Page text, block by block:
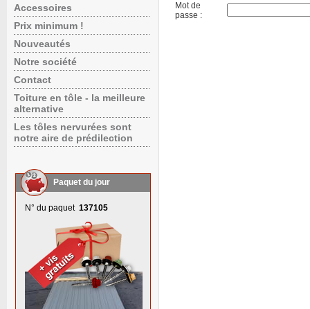
Accessoires
Prix minimum !
Nouveautés
Notre société
Contact
Toiture en tôle - la meilleure
alternative
Les tôles nervurées sont
notre aire de prédilection
Paquet du jour
N° du paquet 137105
Mot de
passe :